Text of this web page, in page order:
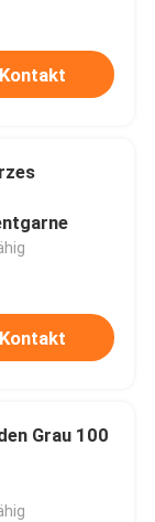
Kontakt
Kontakt
Grau 100